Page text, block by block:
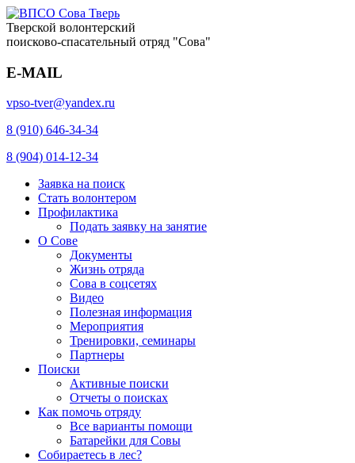
Тверской волонтерский
поисково-спасательный отряд "Сова"
E-MAIL
vpso-tver@yandex.ru
8 (910) 646-34-34
8 (904) 014-12-34
Заявка на поиск
Стать волонтером
Профилактика
Подать заявку на занятие
О Сове
Документы
Жизнь отряда
Сова в соцсетях
Видео
Полезная информация
Мероприятия
Тренировки, семинары
Партнеры
Поиски
Активные поиски
Отчеты о поисках
Как помочь отряду
Все варианты помощи
Батарейки для Совы
Собираетесь в лес?